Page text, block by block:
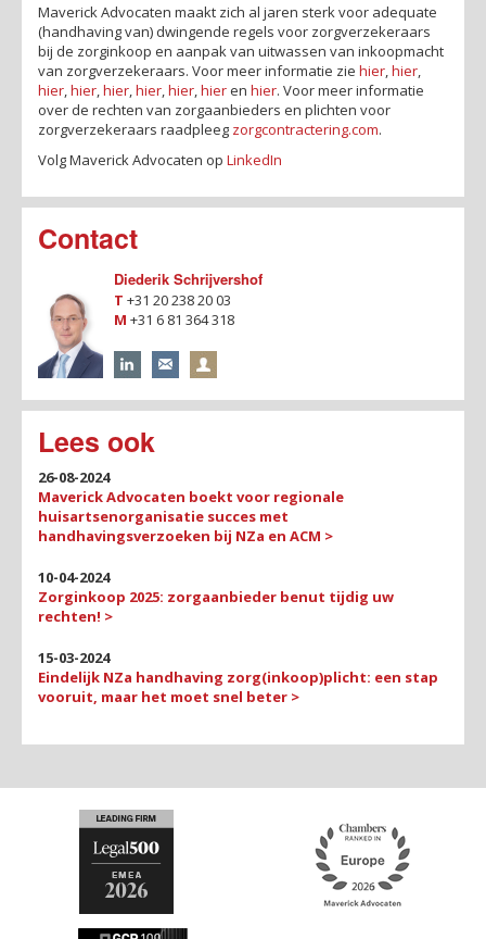
Maverick Advocaten maakt zich al jaren sterk voor adequate
(handhaving van) dwingende regels voor zorgverzekeraars
bij de zorginkoop en aanpak van uitwassen van inkoopmacht
van zorgverzekeraars. Voor meer informatie zie hier hier
hier hier hier hier hier hieren hier. Voor meer informatie
over de rechten van zorgaanbieders en plichten voor
zorgverzekeraars raadpleeg zorgcontractering.com.
Volg Maverick Advocaten op LinkedIn
Contact
Diederik Schrijvershof
T +31 20 238 20 03
M +31 6 81 364 318
Lees ook
26-08-2024
Maverick Advocaten boekt voor regionale
huisartsenorganisatie succes met
handhavingsverzoeken bij NZa en ACM >
10-04-2024
Zorginkoop 2025: zorgaanbieder benut tijdig uw
rechten! >
15-03-2024
Eindelijk NZa handhaving zorg(inkoop)plicht: een stap
vooruit, maar het moet snel beter >